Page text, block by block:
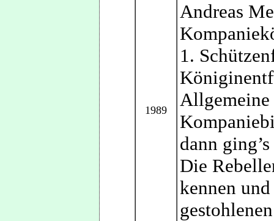
1989
Andreas
1.
Allgemeine
dann
Die
kennen